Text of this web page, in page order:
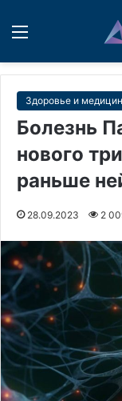
Здоровье и
Болезнь
нового
раньше
28.09.2023 2